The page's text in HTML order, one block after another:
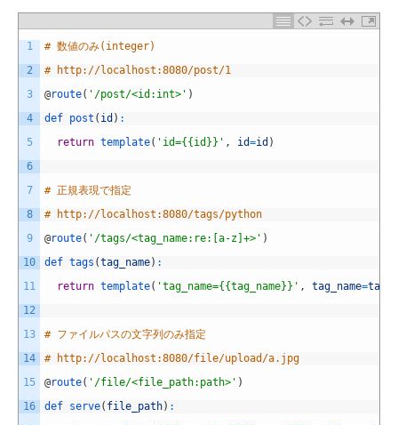
1
2
3
4
5
6
7
8
9
10
11
12
13
14
15
16
# 数値のみ(integer)
# http://localhost:8080/post/1
@route( '/post/<id:int>' )
def post ( id ) :
return template( 'id={{id}}' , id=id )
# 正規表現で指定
# http://localhost:8080/tags/python
@route( '/tags/<tag_name:re:[a-z]+>' )
def tags (tag_name) :
return template( 'tag_name={{tag_name}}' , tag_name=
# ファイルパスの文字列のみ指定
# http://localhost:8080/file/upload/a.jpg
@route( '/file/<file_path:path>' )
def serve( file_path) :